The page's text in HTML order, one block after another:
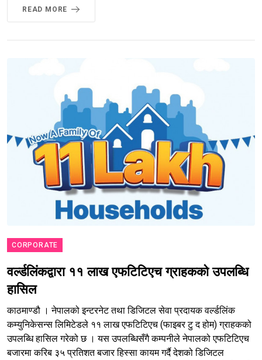
READ MORE
CORPORATE
वर्ल्डलिंकद्वारा ११ लाख एफटिटिएच ग्राहकको उपलब्धि
हासिल
काठमाण्डौ । नेपालको इन्टरनेट तथा डिजिटल सेवा प्रदायक वर्ल्डलिंक
कम्युनिकेसन्स लिमिटेडले ११ लाख एफटिटिएच (फाइबर टु द होम) ग्राहकको
उपलब्धि हासिल गरेको छ । यस उपलब्धिसँगै कम्पनीले नेपालको एफटिटिएच
बजारमा करिब ३५ प्रतिशत बजार हिस्सा कायम गर्दै देशको डिजिटल